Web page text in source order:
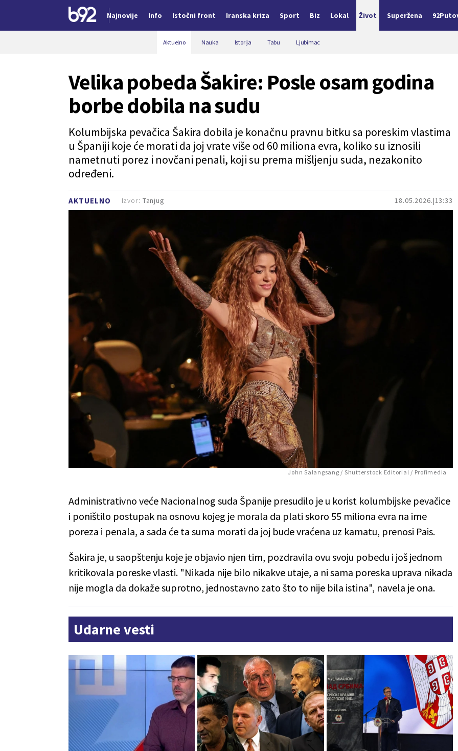
Najnovije Info Istočni front Iranska kriza Sport Biz Lokal Život Superžena
Aktuelno Nauka Istorija Tabu Ljubimac
AKTUELNO 18.05.2026. 13:33
Velika pobeda Šakire: Posle osam godina
borbe dobila na sudu
Kolumbijska pevačica Šakira dobila je konačnu pravnu bitku sa poreskim vlastima
u Španiji koje će morati da joj vrate više od 60 miliona evra, koliko su iznosili
nametnuti porez i novčani penali, koji su prema mišljenju suda, nezakonito
određeni.
Izvor: Tanjug
John Salangsang / Shutterstock Editorial / Profimedia
Administrativno veće Nacionalnog suda Španije presudilo je u korist kolumbijske pevačice
i poništilo postupak na osnovu kojeg je morala da plati skoro 55 miliona evra na ime
poreza i penala, a sada će ta suma morati da joj bude vraćena uz kamatu, prenosi Pais.
Šakira je, u saopštenju koje je objavio njen tim, pozdravila ovu svoju pobedu i još jednom
kritikovala poreske vlasti. "Nikada nije bilo nikakve utaje, a ni sama poreska uprava nikada
nije mogla da dokaže suprotno, jednostavno zato što to nije bila istina", navela je ona.
Udarne vesti